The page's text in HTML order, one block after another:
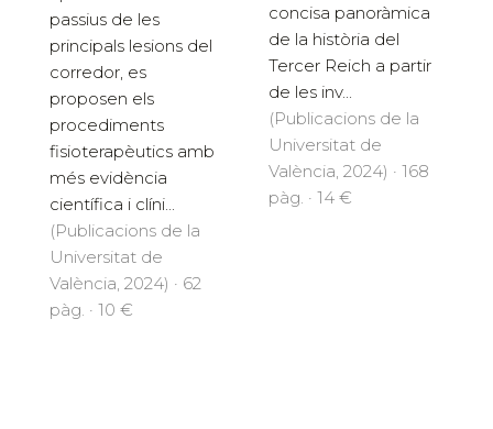
passius de les
principals lesions del
corredor, es
proposen els
procediments
fisioterapèutics amb
més evidència
científica i clíni...
(Publicacions de la
Universitat de
València, 2024) · 62
pàg. · 10 €
concisa panoràmica
de la història del
Tercer Reich a partir
de les inv...
(Publicacions de la
Universitat de
València, 2024) · 168
pàg. · 14 €